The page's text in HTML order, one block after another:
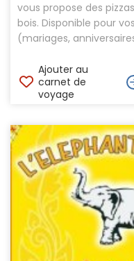
vous propose des
bois. Disponible pour
(mariages,
Ajouter au
carnet de
voyage